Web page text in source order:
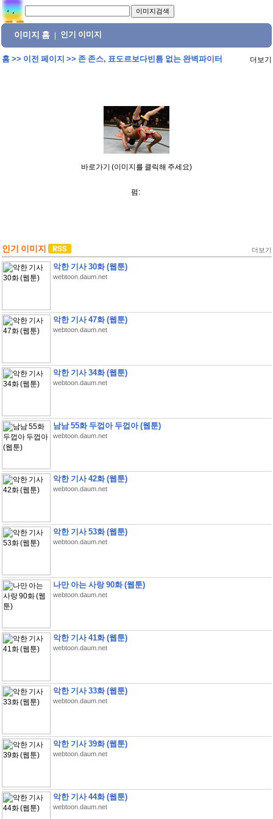
이미지 홈 인기 이미지
홈>> 이전 페이지 >> 존 존스, 표도르보다빈틈 없는 완벽파이터 더보기
바로가기 (이미지를 클릭해 주세요)
펌:
인기 이미지 더보기
악한 기사 30화 (웹툰)
webtoon.daum.net
악한 기사 47화 (웹툰)
webtoon.daum.net
악한 기사 34화 (웹툰)
webtoon.daum.net
남남 55화 두껍아 두껍아 (웹툰)
webtoon.daum.net
악한 기사 42화 (웹툰)
webtoon.daum.net
악한 기사 53화 (웹툰)
webtoon.daum.net
나만 아는 사랑 90화 (웹툰)
webtoon.daum.net
악한 기사 41화 (웹툰)
webtoon.daum.net
악한 기사 33화 (웹툰)
webtoon.daum.net
악한 기사 39화 (웹툰)
webtoon.daum.net
악한 기사 44화 (웹툰)
webtoon.daum.net